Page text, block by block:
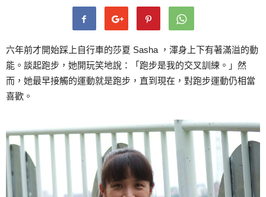
六年前才開始踩上自行車的莎夏 Sasha ，渾身上下有著滿溢的動
能。談起跑步，她開玩笑地說：「跑步是我的交叉訓練。」然
而，她最早接觸的運動就是跑步，直到現在，對跑步運動仍相當
喜歡。